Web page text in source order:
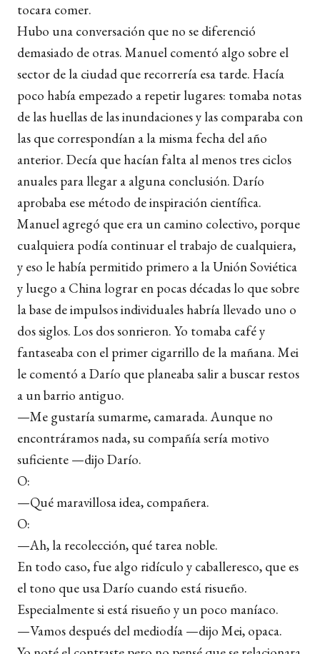
tocara comer.
Hubo una conversación que no se diferenció
demasiado de otras. Manuel comentó algo sobre el
sector de la ciudad que recorrería esa tarde. Hacía
poco había empezado a repetir lugares: tomaba notas
de las huellas de las inundaciones y las comparaba con
las que correspondían a la misma fecha del año
anterior. Decía que hacían falta al menos tres ciclos
anuales para llegar a alguna conclusión. Darío
aprobaba ese método de inspiración científica.
Manuel agregó que era un camino colectivo, porque
cualquiera podía continuar el trabajo de cualquiera,
y eso le había permitido primero a la Unión Soviética
y luego a China lograr en pocas décadas lo que sobre
la base de impulsos individuales habría llevado uno o
dos siglos. Los dos sonrieron. Yo tomaba café y
fantaseaba con el primer cigarrillo de la mañana. Mei
le comentó a Darío que planeaba salir a buscar restos
a un barrio antiguo.
—Me gustaría sumarme, camarada. Aunque no
encontráramos nada, su compañía sería motivo
suficiente —dijo Darío.
O:
—Qué maravillosa idea, compañera.
O:
—Ah, la recolección, qué tarea noble.
En todo caso, fue algo ridículo y caballeresco, que es
el tono que usa Darío cuando está risueño.
Especialmente si está risueño y un poco maníaco.
—Vamos después del mediodía —dijo Mei, opaca.